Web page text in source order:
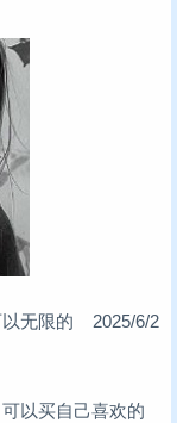
以无限的 2025/6/2
以买自己喜欢的